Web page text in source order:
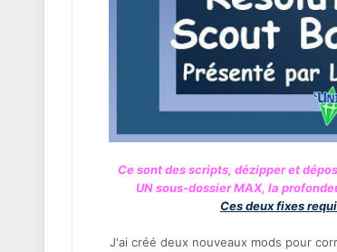
Ce sont des scripts, dézipper et
UN sous-dossier MAX, la
Ces deux fixes
J'ai créé deux nouveaux mods pour